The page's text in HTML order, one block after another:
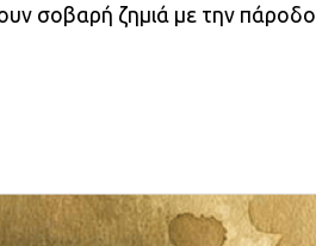
σοβαρή ζημιά με την πάροδο